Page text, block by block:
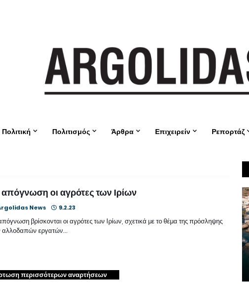
Πολιτική Πολιτισμός Άρθρα Επιχειρείν Ρεπορτάζ
οι αγρότες των Ιρίων
News 9.2.23
βρίσκονται οι αγρότες των Ιρίων, σχετικά με το θέμα της πρόσληψης
αλλοδαπών εργατών…
περισσότερων αναρτήσεων